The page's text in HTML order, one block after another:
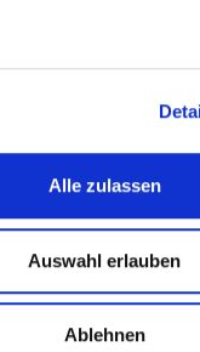
Alle zulassen
Auswahl erlauben
Ablehnen